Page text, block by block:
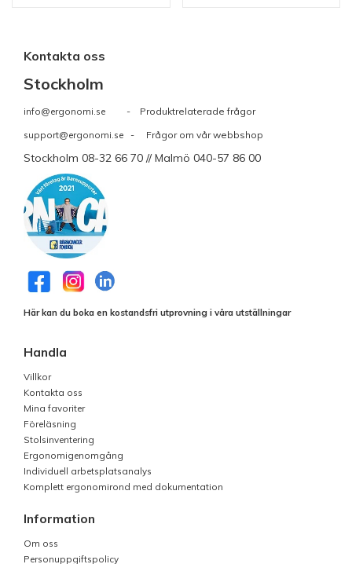
Kontakta oss
Stockholm
info@ergonomi.se - Produktrelaterade frågor
support@ergonomi.se - Frågor om vår webbshop
Stockholm 08-32 66 70 // Malmö 040-57 86 00
Här kan du boka en kostandsfri utprovning i våra utställningar
Handla
Villkor
Kontakta oss
Mina favoriter
Föreläsning
Stolsinventering
Ergonomigenomgång
Individuell arbetsplatsanalys
Komplett ergonomirond med dokumentation
Information
Om oss
Personuppgiftspolicy